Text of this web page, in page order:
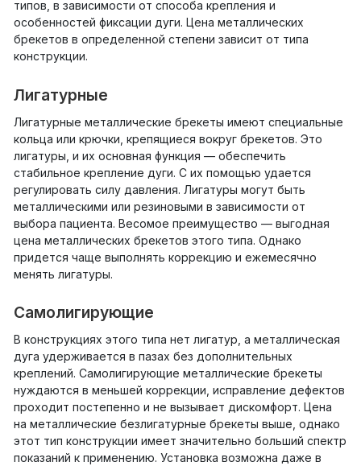
типов, в зависимости от способа крепления и
особенностей фиксации дуги. Цена металлических
брекетов в определенной степени зависит от типа
конструкции.
Лигатурные
Лигатурные металлические брекеты имеют специальные
кольца или крючки, крепящиеся вокруг брекетов. Это
лигатуры, и их основная функция — обеспечить
стабильное крепление дуги. С их помощью удается
регулировать силу давления. Лигатуры могут быть
металлическими или резиновыми в зависимости от
выбора пациента. Весомое преимущество — выгодная
цена металлических брекетов этого типа. Однако
придется чаще выполнять коррекцию и ежемесячно
менять лигатуры.
Самолигирующие
В конструкциях этого типа нет лигатур, а металлическая
дуга удерживается в пазах без дополнительных
креплений. Самолигирующие металлические брекеты
нуждаются в меньшей коррекции, исправление дефектов
проходит постепенно и не вызывает дискомфорт. Цена
на металлические безлигатурные брекеты выше, однако
этот тип конструкции имеет значительно больший спектр
показаний к применению. Установка возможна даже в